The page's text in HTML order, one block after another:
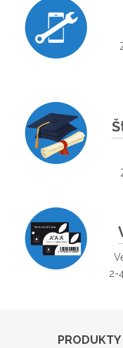
2-
PRODUKTY